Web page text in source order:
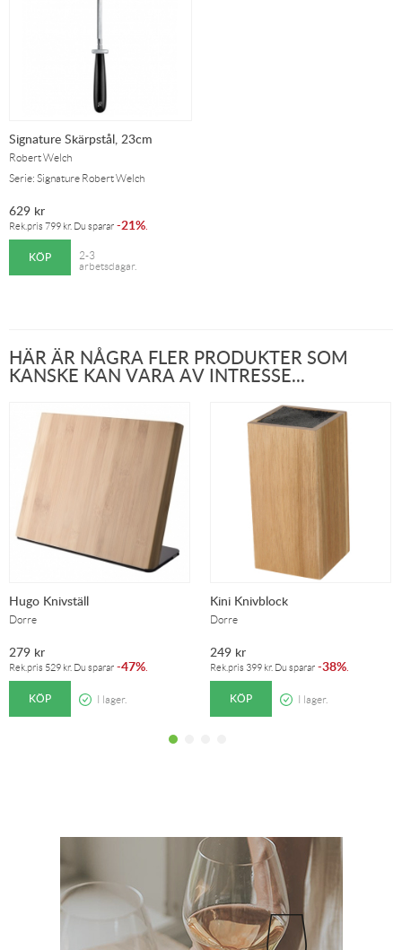
Signature Skärpstål, 23cm
Robert Welch
Serie: Signature Robert Welch
629 kr
Rek.pris 799 kr. Du sparar -21%
KÖP
2-3
arbetsdagar.
HÄR ÄR NÅGRA FLER PRODUKTER SOM
KANSKE KAN VARA AV INTRESSE...
Hugo Knivställ
Dorre
279 kr
Rek.pris 529 kr. Du sparar -47%
KÖP I lager.
Kini Knivblock
Dorre
249 kr
Rek.pris 399 kr. Du sparar -38%
KÖP I lager.